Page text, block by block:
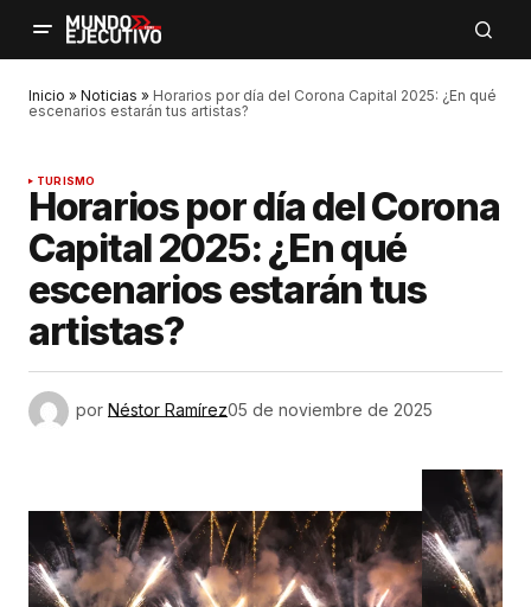
Inicio » Noticias » Horarios por día del Corona Capital 2025: ¿En qué
escenarios estarán tus artistas?
TURISMO
Horarios por día del Corona
Capital 2025: ¿En qué
escenarios estarán tus
artistas?
por Néstor Ramírez05 de noviembre de 2025